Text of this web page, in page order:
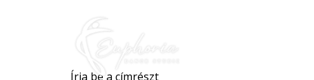
Írja be a címrészt